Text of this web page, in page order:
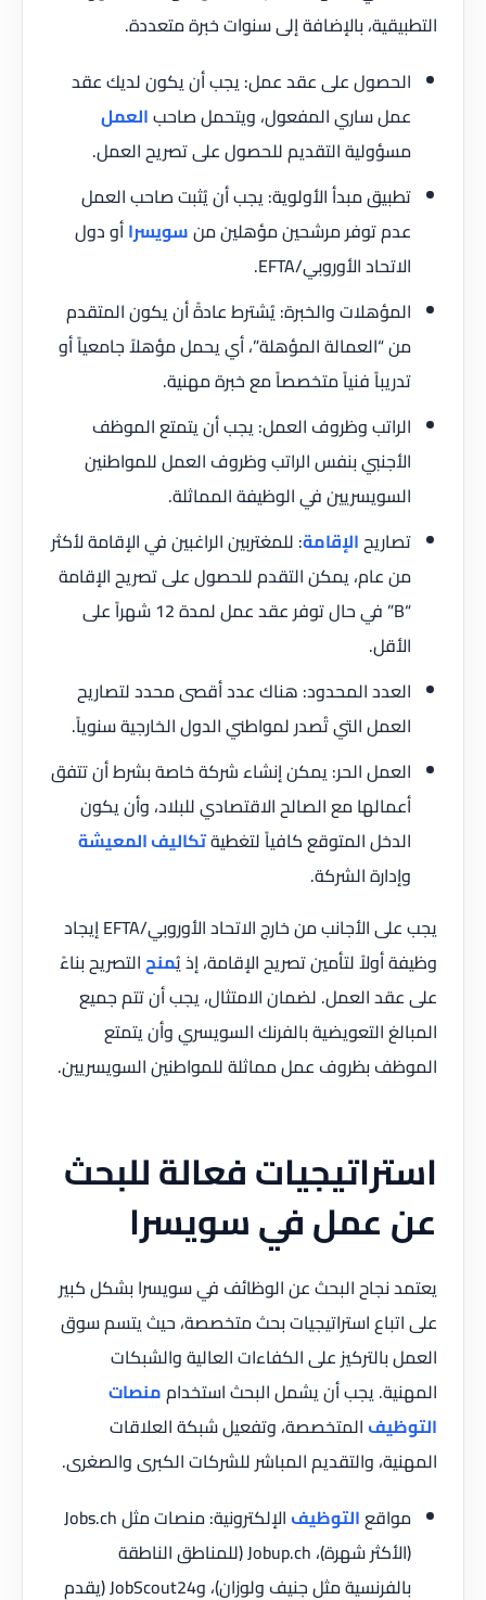
التطبيقية، بالإضافة إلى سنوات خبرة متعددة.
الحصول على عقد عمل: يجب أن يكون لديك عقد
عمل ساري المفعول، ويتحمل صاحبالعمل
مسؤولية التقديم للحصول على تصريح العمل.
تطبيق مبدأ الأولوية: يجب أن يُثبت صاحب العمل
عدم توفر مرشحين مؤهلين منسويسراأو دول
الاتحاد الأوروبي/EFTA.
المؤهلات والخبرة: يُشترط عادةً أن يكون المتقدم
من “العمالة المؤهلة”، أي يحمل مؤهلاً جامعياً أو
تدريباً فنياً متخصصاً مع خبرة مهنية.
الراتب وظروف العمل: يجب أن يتمتع الموظف
الأجنبي بنفس الراتب وظروف العمل للمواطنين
السويسريين في الوظيفة المماثلة.
تصاريحالإقامة: للمغتربين الراغبين في الإقامة لأكثر
من عام، يمكن التقدم للحصول على تصريح الإقامة
“B” في حال توفر عقد عمل لمدة 12 شهراً على
الأقل.
العدد المحدود: هناك عدد أقصى محدد لتصاريح
العمل التي تُصدر لمواطني الدول الخارجية سنوياً.
العمل الحر: يمكن إنشاء شركة خاصة بشرط أن تتفق
أعمالها مع الصالح الاقتصادي للبلاد، وأن يكون
الدخل المتوقع كافياً لتغطيةتكاليف المعيشة
وإدارة الشركة.
يجب على الأجانب من خارج الاتحاد الأوروبي/EFTA إيجاد
وظيفة أولاً لتأمين تصريح الإقامة، إذ يُمنحالتصريح بناءً
على عقد العمل. لضمان الامتثال، يجب أن تتم جميع
المبالغ التعويضية بالفرنك السويسري وأن يتمتع
الموظف بظروف عمل مماثلة للمواطنين السويسريين.
استراتيجيات فعالة للبحث
عن عمل في سويسرا
يعتمد نجاح البحث عن الوظائف في سويسرا بشكل كبير
على اتباع استراتيجيات بحث متخصصة، حيث يتسم سوق
العمل بالتركيز على الكفاءات العالية والشبكات
المهنية. يجب أن يشمل البحث استخداممنصات
التوظيف المتخصصة، وتفعيل شبكة العلاقات
المهنية، والتقديم المباشر للشركات الكبرى والصغرى.
مواقعالتوظيف
الإلكترونية: منصات مثل Jobs.ch
(الأكثر شهرة)، Jobup.ch (للمناطق الناطقة
بالفرنسية مثل جنيف ولوزان)، وJobScout24 (يقدم